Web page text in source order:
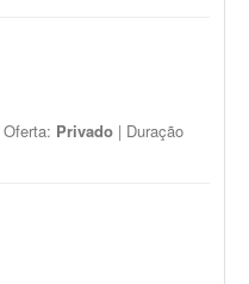
Oferta: Privado | Duração